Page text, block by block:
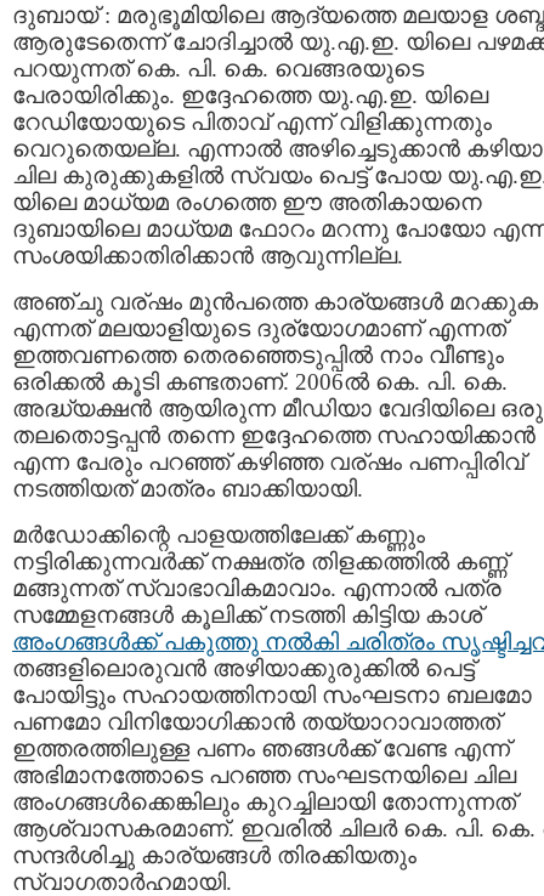
ദുബായ്‌ : മരുഭൂമിയിലെ ആദ്യത്തെ മലയാള
ആരുടേതെന്ന് ചോദിച്ചാല്‍ യു.എ.ഇ. യിലെ
പറയുന്നത് കെ. പി. കെ. വെങ്ങരയുടെ
പേരായിരിക്കും. ഇദ്ദേഹത്തെ യു.എ.ഇ. യിലെ
റേഡിയോയുടെ പിതാവ് എന്ന് വിളിക്കുന്നതും
വെറുതെയല്ല. എന്നാല്‍ അഴിച്ചെടുക്കാന്‍
ചില കുരുക്കുകളില്‍ സ്വയം പെട്ട് പോയ
യിലെ മാധ്യമ രംഗത്തെ ഈ അതികായനെ
ദുബായിലെ മാധ്യമ ഫോറം മറന്നു പോയോ
സംശയിക്കാതിരിക്കാന്‍ ആവുന്നില്ല.
അഞ്ചു വര്ഷം മുന്‍പത്തെ കാര്യങ്ങള്‍ മറക്കുക
എന്നത് മലയാളിയുടെ ദുര്യോഗമാണ് എന്നത്
ഇത്തവണത്തെ തെരഞ്ഞെടുപ്പില്‍ നാം വീണ്ടും
ഒരിക്കല്‍ കൂടി കണ്ടതാണ്. 2006ല്‍ കെ. പി. കെ.
അദ്ധ്യക്ഷന്‍ ആയിരുന്ന മീഡിയാ വേദിയിലെ ഒരു
തലതൊട്ടപ്പന്‍ തന്നെ ഇദ്ദേഹത്തെ സഹായിക്കാന്‍
എന്ന പേരും പറഞ്ഞ് കഴിഞ്ഞ വര്ഷം പണപ്പിരിവ്‌
നടത്തിയത് മാത്രം ബാക്കിയായി.
മര്‍ഡോക്കിന്റെ പാളയത്തിലേക്ക് കണ്ണും
നട്ടിരിക്കുന്നവര്‍ക്ക്‌ നക്ഷത്ര തിളക്കത്തില്‍ കണ്ണ്
മങ്ങുന്നത് സ്വാഭാവികമാവാം. എന്നാല്‍ പത്ര
സമ്മേളനങ്ങള്‍ കൂലിക്ക് നടത്തി കിട്ടിയ കാശ്
അംഗങ്ങള്‍ക്ക്‌ പകുത്തു നല്‍കി ചരിത്രം
തങ്ങളിലൊരുവന്‍ അഴിയാക്കുരുക്കില്‍ പെട്ട്
പോയിട്ടും സഹായത്തിനായി സംഘടനാ ബലമോ
പണമോ വിനിയോഗിക്കാന്‍ തയ്യാറാവാത്തത്
ഇത്തരത്തിലുള്ള പണം ഞങ്ങള്‍ക്ക്‌ വേണ്ട എന്ന്
അഭിമാനത്തോടെ പറഞ്ഞ സംഘടനയിലെ ചില
അംഗങ്ങള്‍ക്കെങ്കിലും കുറച്ചിലായി തോന്നുന്നത്
ആശ്വാസകരമാണ്. ഇവരില്‍ ചിലര്‍ കെ. പി. കെ.
സന്ദര്‍ശിച്ചു കാര്യങ്ങള്‍ തിരക്കിയതും
സ്വാഗതാര്‍ഹമായി.